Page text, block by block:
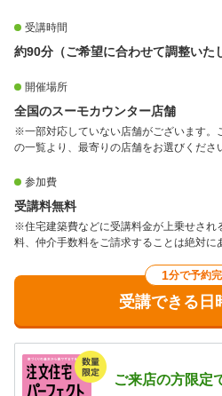
受講時間
約90分（ご希望に合わせて調整いた
開催場所
全国のスーモカウンター店舗
※一部対応していない店舗がございます。
の一覧より、最寄りの店舗をお選びくださ
参加費
受講料無料
※住宅建築費などに受講料金が上乗せされ
料、仲介手数料をご請求することは絶対に
1分で予約
受講できる日
ご来店の方限定